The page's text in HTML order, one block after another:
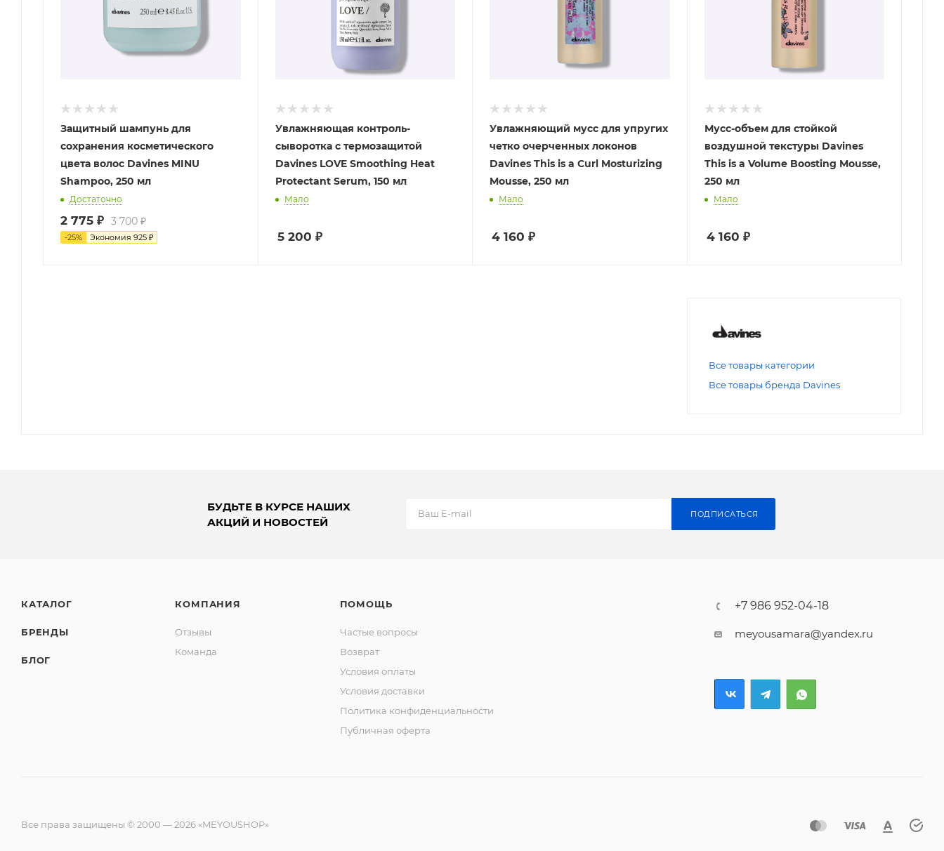
Защитный шампунь для
сохранения косметического
цвета волос Davines MINU
Shampoo, 250 мл
Достаточно
2 775 ₽ 3 700 ₽
-25% Экономия 925 ₽
Увлажняющая контроль-
сыворотка с термозащитой
Davines LOVE Smoothing Heat
Protectant Serum, 150 мл
Мало
5 200 ₽
Увлажняющий мусс для упругих
четко очерченных локонов
Davines This is a Curl Mosturizing
Mousse, 250 мл
Мало
4 160 ₽
Мусс-объем для стойкой
воздушной текстуры Davines
This is a Volume Boosting Mousse,
250 мл
Мало
4 160 ₽
Все товары категории
Все товары бренда Davines
БУДЬТЕ В КУРСЕ НАШИХ
АКЦИЙ И НОВОСТЕЙ
ПОДПИСАТЬСЯ
КАТАЛОГ
БРЕНДЫ
БЛОГ
КОМПАНИЯ
Отзывы
Команда
ПОМОЩЬ
Частые вопросы
Возврат
Условия оплаты
Условия доставки
Политика конфиденциальности
Публичная оферта
+7 986 952-04-18
meyousamara@yandex.ru
Все права защищены © 2000 — 2026 «MEYOUSHOP»